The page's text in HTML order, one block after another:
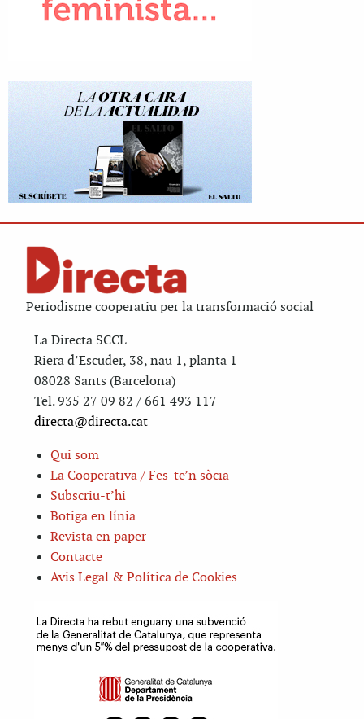
Periodisme cooperatiu per la transformació social
La Directa SCCL
Riera d’Escuder, 38, nau 1, planta 1
08028 Sants (Barcelona)
Tel. 935 27 09 82 / 661 493 117
directa@directa.cat
Qui som
La Cooperativa / Fes-te’n sòcia
Subscriu-t’hi
Botiga en línia
Revista en paper
Contacte
Avis Legal & Política de Cookies